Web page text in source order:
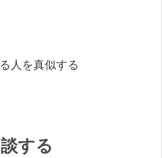
人を真似する
する